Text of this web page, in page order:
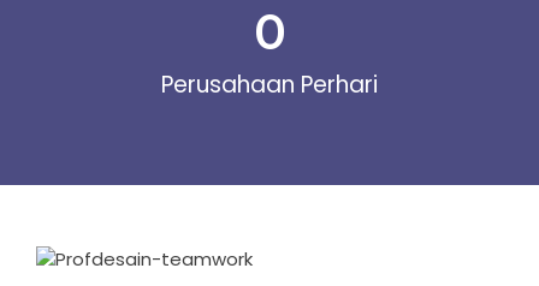
0
Perusahaan Perhari